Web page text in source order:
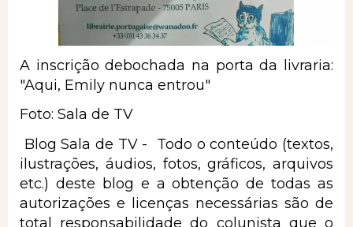
A inscrição debochada na porta da livraria:
"Aqui, Emily nunca entrou"
Foto: Sala de TV
Blog Sala de TV - Todo o conteúdo (textos,
ilustrações, áudios, fotos, gráficos, arquivos
etc.) deste blog e a obtenção de todas as
autorizações e licenças necessárias são de
total responsabilidade do colunista que o